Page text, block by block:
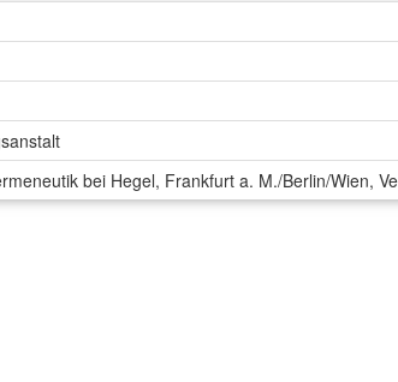
bei Hegel, Frankfurt a. M./Berlin/Wien,